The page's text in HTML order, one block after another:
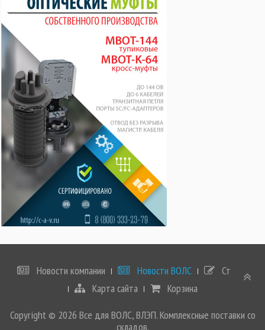
Новости компании Новости ВОЛС
Статьи
Карта сайта
Корзина
Copyright © 2026 Все для ВОЛС, ВЛЭП. Комплексные поставки со
складов.